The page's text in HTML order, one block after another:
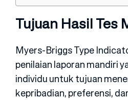
Tujuan Hasil Tes
Myers-Briggs Type
penilaian laporan mandiri
individu untuk tujuan
kepribadian, preferensi,